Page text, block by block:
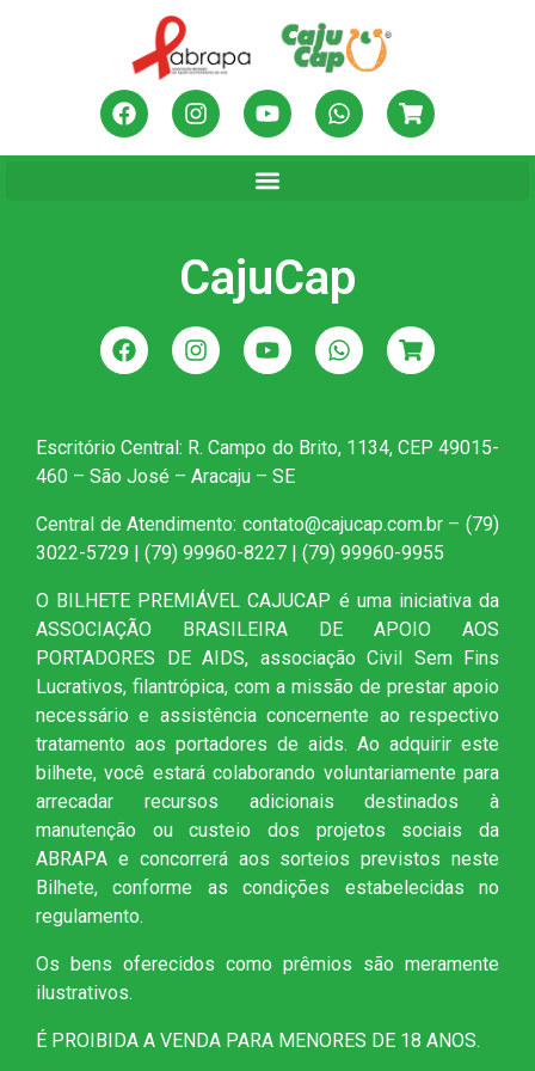
CajuCap
Escritório Central: R. Campo do Brito, 1134, CEP 49015-
460 – São José – Aracaju – SE
Central de Atendimento: contato@cajucap.com.br – (79)
3022-5729 | (79) 99960-8227 | (79) 99960-9955
O BILHETE PREMIÁVEL CAJUCAP é uma iniciativa da
ASSOCIAÇÃO BRASILEIRA DE APOIO AOS
PORTADORES DE AIDS, associação Civil Sem Fins
Lucrativos, filantrópica, com a missão de prestar apoio
necessário e assistência concernente ao respectivo
tratamento aos portadores de aids. Ao adquirir este
bilhete, você estará colaborando voluntariamente para
arrecadar recursos adicionais destinados à
manutenção ou custeio dos projetos sociais da
ABRAPA e concorrerá aos sorteios previstos neste
Bilhete, conforme as condições estabelecidas no
regulamento.
Os bens oferecidos como prêmios são meramente
ilustrativos.
É PROIBIDA A VENDA PARA MENORES DE 18 ANOS.